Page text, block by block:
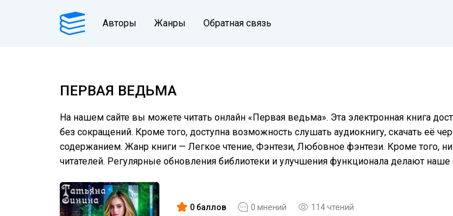
Авторы Жанры Обратная связь
ПЕРВАЯ ВЕДЬМА
На нашем сайте вы можете читать онлайн «Первая ведьма». Эта электронная книга
без сокращений. Кроме того, доступна возможность слушать аудиокнигу, скачать её
содержанием. Жанр книги — Легкое чтение, Фэнтези, Любовное фэнтези. Кроме того,
читателей. Регулярные обновления библиотеки и улучшения функционала делают
0 баллов 0 мнений 114 чтений